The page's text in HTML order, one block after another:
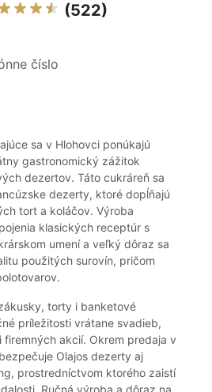
(522)
číslo
sa v Hlohovci ponúkajú
gastronomický zážitok
dezertov. Táto cukráreň sa
dezerty, ktoré dopĺňajú
tort a koláčov. Výroba
klasických receptúr s
umení a veľký dôraz sa
použitých surovín, pričom
torty i banketové
príležitosti vrátane svadieb,
firemných akcií. Okrem predaja v
Olajos dezerty aj
prostredníctvom ktorého zaistí
Ručná výroba a dôraz na